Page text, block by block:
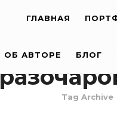
ГЛАВНАЯ
ОБ АВТОРЕ БЛОГ
Tag Archive